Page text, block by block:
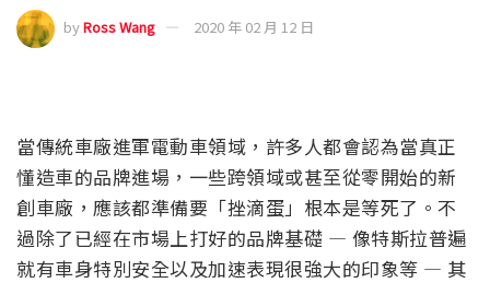
byRoss Wang 2020 年 02 月 12 日
當傳統車廠進軍電動車領域，許多人都會認為當真正
懂造車的品牌進場，一些跨領域或甚至從零開始的新
創車廠，應該都準備要「挫滴蛋」根本是等死了。不
過除了已經在市場上打好的品牌基礎 — 像特斯拉普遍
就有車身特別安全以及加速表現很強大的印象等 — 其